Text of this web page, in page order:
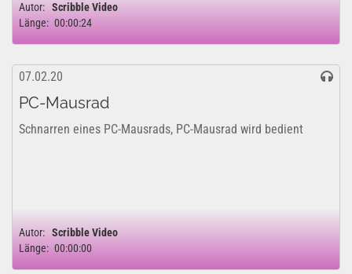
Autor: Scribble Video
Länge: 00:00:24
07.02.20
PC-Mausrad
Schnarren eines PC-Mausrads, PC-Mausrad wird bedient
Autor: Scribble Video
Länge: 00:00:00